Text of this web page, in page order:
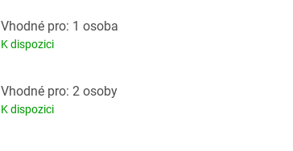
Vhodné pro: 1 osoba
K dispozici
Vhodné pro: 2 osoby
K dispozici